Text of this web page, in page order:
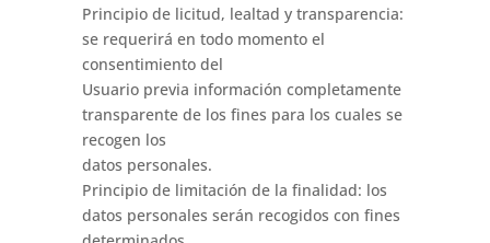
Principio de licitud, lealtad y transparencia:
se requerirá en todo momento el
consentimiento del
Usuario previa información completamente
transparente de los fines para los cuales se
recogen los
datos personales.
Principio de limitación de la finalidad: los
datos personales serán recogidos con fines